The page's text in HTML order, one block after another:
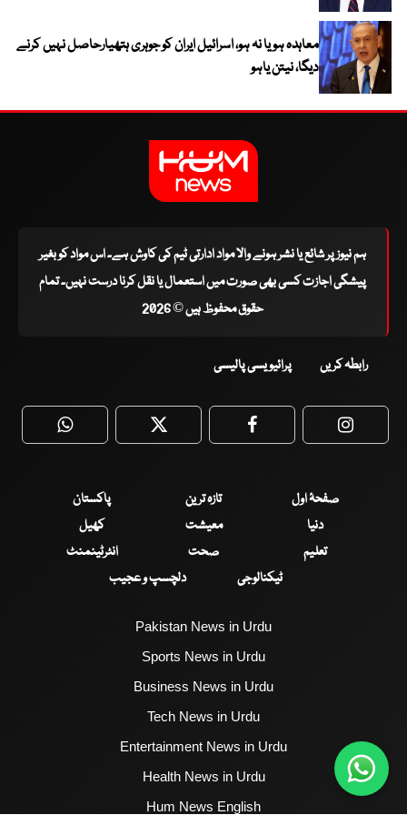
معاہدہ ہو یا نہ ہو، اسرائیل ایران کو جوہری ہتھیارحاصل نہیں کرنے
دیگا، نیتن یاہو
ہم نیوز پر شائع یا نشر ہونے والا مواد ادارتی ٹیم کی کاوش ہے۔ اس مواد کو بغیر
پیشگی اجازت کسی بھی صورت میں استعمال یا نقل کرنا درست نہیں۔ تمام
حقوق محفوظ ہیں © 2026
رابطہ کریں پرائیویسی پالیسی
WhatsApp Twitter Facebook
صفحۂ اول تازہ ترین
پاکستان
دنیا
معیشت
کھیل
تعلیم
صحت
انٹرٹینمنٹ
ٹیکنالوجی
دلچسپ و عجیب
Pakistan News in Urdu
Sports News in Urdu
Business News in Urdu
Tech News in Urdu
Entertainment News in Urdu
Health News in Urdu
Hum News English